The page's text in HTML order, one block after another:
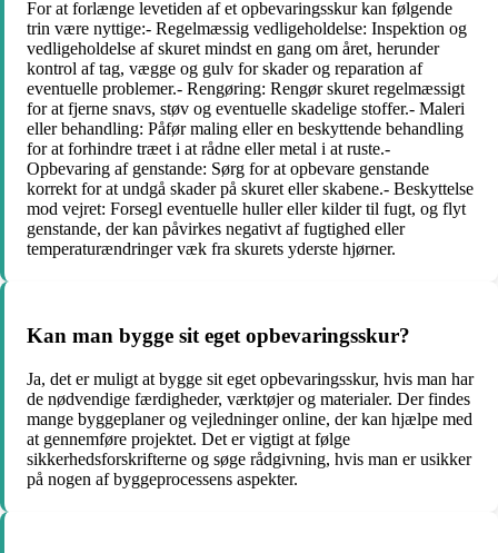
For at forlænge levetiden af et opbevaringsskur kan følgende
trin være nyttige:- Regelmæssig vedligeholdelse: Inspektion og
vedligeholdelse af skuret mindst en gang om året, herunder
kontrol af tag, vægge og gulv for skader og reparation af
eventuelle problemer.- Rengøring: Rengør skuret regelmæssigt
for at fjerne snavs, støv og eventuelle skadelige stoffer.- Maleri
eller behandling: Påfør maling eller en beskyttende behandling
for at forhindre træet i at rådne eller metal i at ruste.-
Opbevaring af genstande: Sørg for at opbevare genstande
korrekt for at undgå skader på skuret eller skabene.- Beskyttelse
mod vejret: Forsegl eventuelle huller eller kilder til fugt, og flyt
genstande, der kan påvirkes negativt af fugtighed eller
temperaturændringer væk fra skurets yderste hjørner.
Kan man bygge sit eget opbevaringsskur?
Ja, det er muligt at bygge sit eget opbevaringsskur, hvis man har
de nødvendige færdigheder, værktøjer og materialer. Der findes
mange byggeplaner og vejledninger online, der kan hjælpe med
at gennemføre projektet. Det er vigtigt at følge
sikkerhedsforskrifterne og søge rådgivning, hvis man er usikker
på nogen af ​​byggeprocessens aspekter.